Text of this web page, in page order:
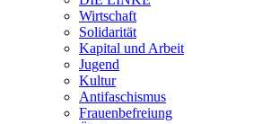
Wirtschaft
Solidarität
Kapital und Arbeit
Jugend
Kultur
Antifaschismus
Frauenbefreiung